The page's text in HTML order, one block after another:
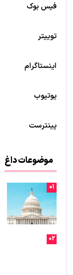
فیس بوک
توییتر
اینستاگرام
یوتیوب
پینترست
موضوعات داغ
01
02